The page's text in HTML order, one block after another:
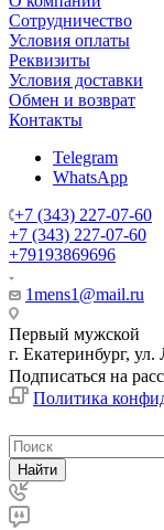
Сотрудничество
Условия оплаты
Реквизиты
Условия доставки
Обмен и возврат
Контакты
Telegram
WhatsApp
+7 (343) 227-07-60
+7 (343) 227-07-60
+79193869696
1mens1@mail.ru
Первый мужской
г. Екатеринбург, ул.
Подписаться на
Политика
Найти